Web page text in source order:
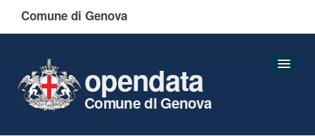
Comune di Genova
opendata
Comune di Genova